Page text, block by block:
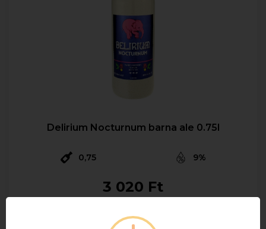
Delirium Nocturnum barna ale 0.75l
0,75 9%
3 020 Ft
Bruttó ár